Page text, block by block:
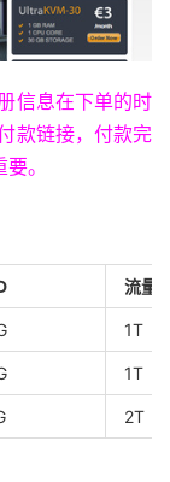
信息在下单的时
款链接，付款完
。
流量
1T
1T
2T